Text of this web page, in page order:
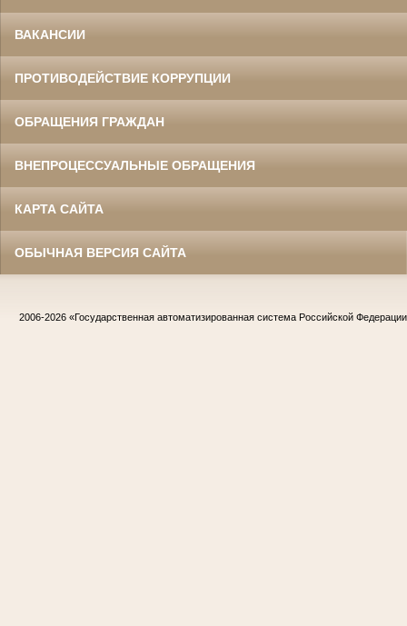
ВАКАНСИИ
ПРОТИВОДЕЙСТВИЕ КОРРУПЦИИ
ОБРАЩЕНИЯ ГРАЖДАН
ВНЕПРОЦЕССУАЛЬНЫЕ ОБРАЩЕНИЯ
КАРТА САЙТА
ОБЫЧНАЯ ВЕРСИЯ САЙТА
2006-2026 «Государственная автоматизированная система Российской